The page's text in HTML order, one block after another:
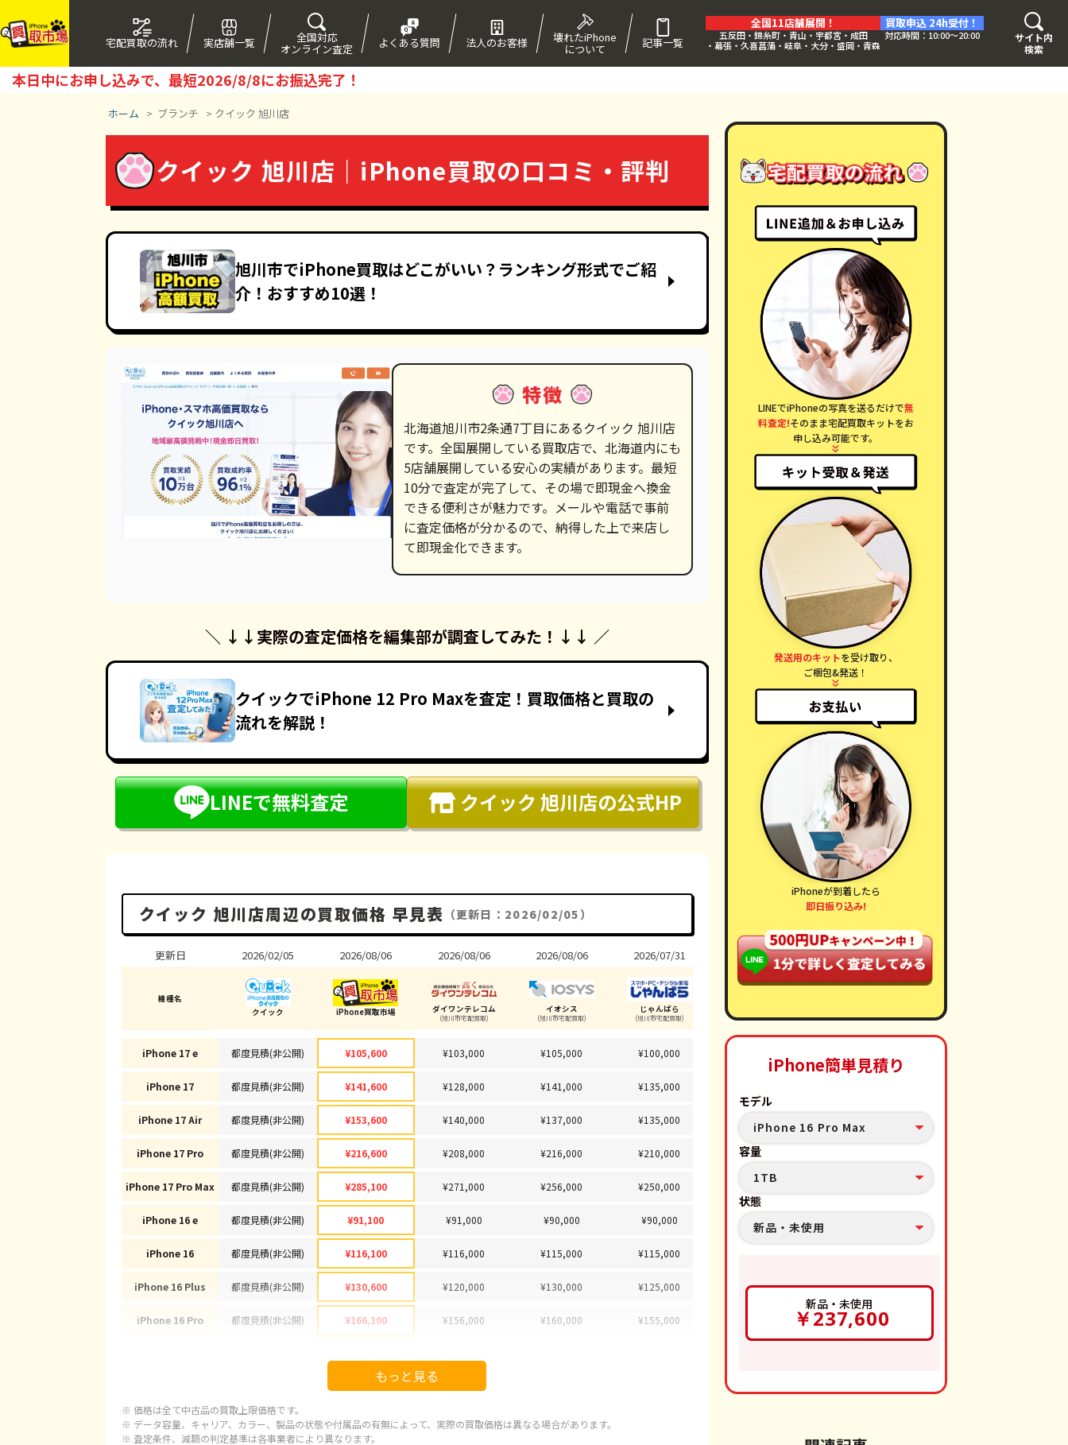
全国11店舗展開！
五反田・錦糸町・青山・宇都宮・成田
・幕張・久喜菖蒲・岐阜・大分・盛岡・青森
買取申込 24h受付！
対応時間：10:00〜20:00
宅配買取の流れ 実店舗一覧 全国対応
オンライン査定 よくある質問 法人のお客様 壊れたiPhone
について 記事一覧
サイト内
検索
本日中にお申し込みで、最短2026/8/8にお振込完了！
ホーム > ブランチ > クイック 旭川店
クイック 旭川店｜iPhone買取の口コミ・評判
旭川市でiPhone買取はどこがいい？ランキング形式でご紹
介！おすすめ10選！
北海道旭川市2条通7丁目にあるクイック 旭川店
です。全国展開している買取店で、北海道内にも
5店舗展開している安心の実績があります。最短
10分で査定が完了して、その場で即現金へ換金
できる便利さが魅力です。メールや電話で事前
に査定価格が分かるので、納得した上で来店し
て即現金化できます。
＼ ↓↓ 実際の査定価格を編集部が調査してみた！ ↓↓ ／
クイックでiPhone 12 Pro Maxを査定！買取価格と買取の
流れを解説！
LINEで無料査定 クイック 旭川店の公式HP
クイック 旭川店周辺の買取価格 早見表 （更新日：2026/02/05）
更新日
機種名
iPhone 17 e
iPhone 17
iPhone 17 Air
iPhone 17 Pro
iPhone 17 Pro Max
iPhone 16 e
iPhone 16
iPhone 16 Plus
iPhone 16 Pro
iPhone 15 Plus
2026/02/05
クイック
都度見積(非公開)
都度見積(非公開)
都度見積(非公開)
都度見積(非公開)
都度見積(非公開)
都度見積(非公開)
都度見積(非公開)
都度見積(非公開)
都度見積(非公開)
都度見積(非公開)
2026/08/06
iPhone買取市場
¥105,600
¥141,600
¥153,600
¥216,600
¥285,100
¥91,100
¥116,100
¥130,600
¥166,100
¥92,100
¥97,100
2026/08/06
ダイワンテレコム
(旭川市宅配買取)
¥103,000
¥128,000
¥140,000
¥208,000
¥271,000
¥91,000
¥116,000
¥120,000
¥156,000
¥89,000
2026/08/06
イオシス
(旭川市宅配買取)
¥105,000
¥141,000
¥137,000
¥216,000
¥256,000
¥90,000
¥115,000
¥130,000
¥160,000
¥88,000
2026/07/31
じゃんぱら
(旭川市宅配買取)
¥100,000
¥135,000
¥135,000
¥210,000
¥250,000
¥90,000
¥115,000
¥125,000
¥155,000
もっと見る
※ 価格は全て中古品の買取上限価格です。
※ データ容量、キャリア、カラー、製品の状態や付属品の有無によって、実際の買取価格は異なる場合があります。
※ 査定条件、減額の判定基準は各事業者により異なります。
LINEでiPhoneの写真を送るだけで無
料査定!そのまま宅配買取キットをお
申し込み可能です。
発送用のキットを受け取り、
ご梱包&発送！
iPhoneが到着したら
即日振り込み!
iPhone簡単見積り
モデル
iPhone 16 Pro Max
容量
1TB
状態
新品・未使用
新品・未使用
￥237,600